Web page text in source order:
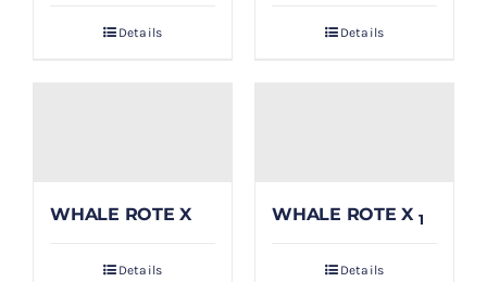
Details Details
WHALE ROTE X
Details
WHALE ROTE X 1
Details